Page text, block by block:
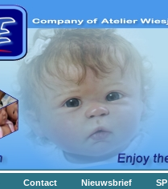
Contact Nieuwsbrief